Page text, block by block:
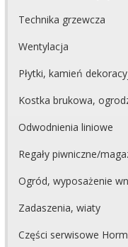
Technika grzewcza
Wentylacja
Płytki, kamień
Kostka brukowa,
Odwodnienia liniowe
Regały piwniczne/
Ogród, wyposażenie
Zadaszenia, wiaty
Części serwisowe